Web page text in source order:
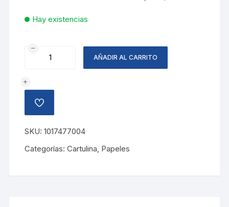
Hay existencias
CARTULINA
BICOLOR
cantidad
AÑADIR AL CARRITO
AÑADIR
A
LISTA
DE
DESEOS
SKU:1017477004
Categorías:Cartulina Papeles